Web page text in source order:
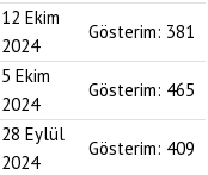
12 Ekim
2024
Gösterim: 381
5 Ekim
2024
Gösterim: 465
28 Eylül
2024
Gösterim: 409